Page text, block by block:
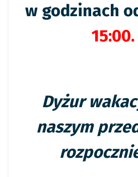
w godzinach
15:00.
Dyżur
naszym